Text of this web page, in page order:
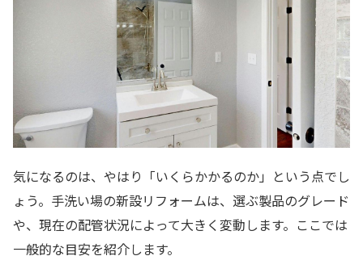
気になるのは、やはり「いくらかかるのか」という点でし
ょう。手洗い場の新設リフォームは、選ぶ製品のグレード
や、現在の配管状況によって大きく変動します。ここでは
一般的な目安を紹介します。